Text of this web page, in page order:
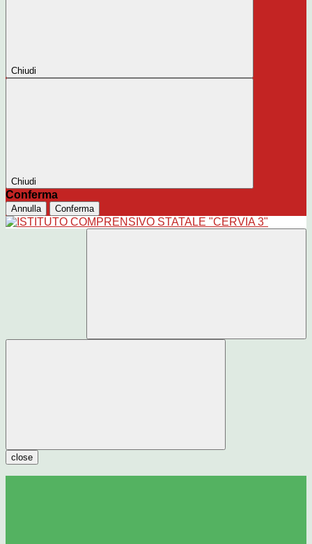
Chiudi
Chiudi
Conferma
Annulla Conferma
close